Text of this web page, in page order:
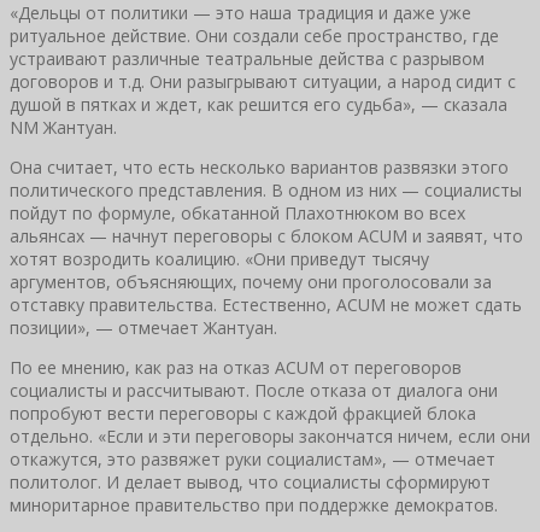
«Дельцы от политики — это наша традиция и даже уже
ритуальное действие. Они создали себе пространство, где
устраивают различные театральные действа с разрывом
договоров и т.д. Они разыгрывают ситуации, а народ сидит с
душой в пятках и ждет, как решится его судьба», — сказала
NM Жантуан.
Она считает, что есть несколько вариантов развязки этого
политического представления. В одном из них — социалисты
пойдут по формуле, обкатанной Плахотнюком во всех
альянсах — начнут переговоры с блоком ACUM и заявят, что
хотят возродить коалицию. «Они приведут тысячу
аргументов, объясняющих, почему они проголосовали за
отставку правительства. Естественно, ACUM не может сдать
позиции», — отмечает Жантуан.
По ее мнению, как раз на отказ ACUM от переговоров
социалисты и рассчитывают. После отказа от диалога они
попробуют вести переговоры с каждой фракцией блока
отдельно. «Если и эти переговоры закончатся ничем, если они
откажутся, это развяжет руки социалистам», — отмечает
политолог. И делает вывод, что социалисты сформируют
миноритарное правительство при поддержке демократов.